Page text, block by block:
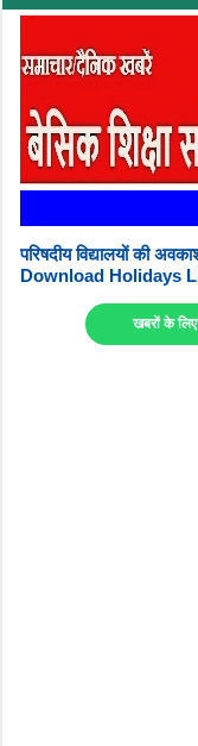
परिषदीय विद्यालयों की
Download Holidays
खबरों के